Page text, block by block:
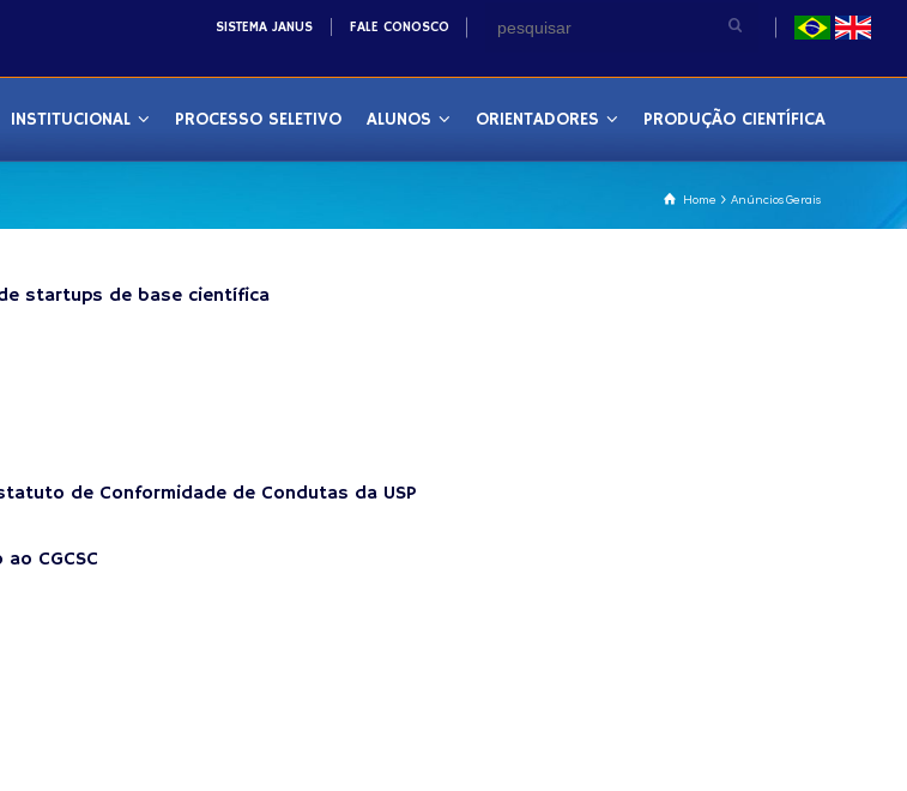
SISTEMA JANUS FALE CONOSCO
INSTITUCIONAL PROCESSO SELETIVO ALUNOS ORIENTADORES PRODUÇÃO CIENTÍFICA
Home Anúncios Gerais
startups de base científica
de Conformidade de Condutas da USP
CGCSC